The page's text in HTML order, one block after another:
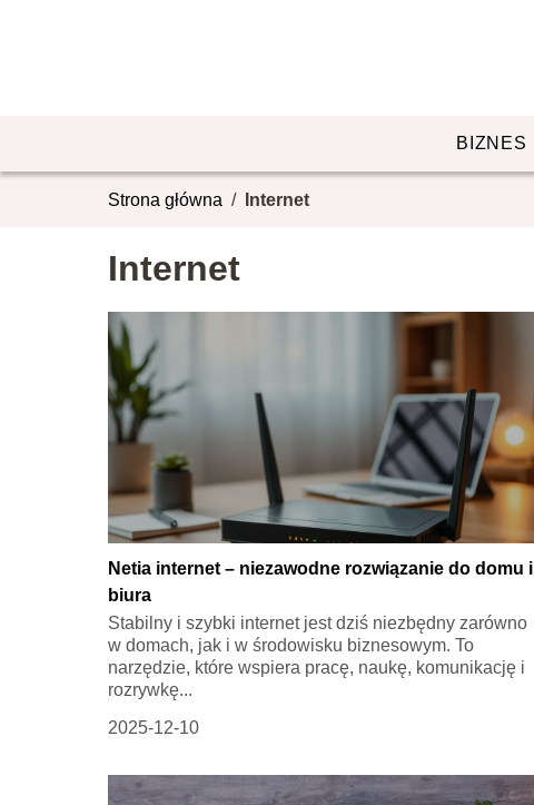
BIZNES
Strona główna / Internet
Internet
Netia internet – niezawodne rozwiązanie do domu i
biura
Stabilny i szybki internet jest dziś niezbędny zarówno
w domach, jak i w środowisku biznesowym. To
narzędzie, które wspiera pracę, naukę, komunikację i
rozrywkę...
2025-12-10